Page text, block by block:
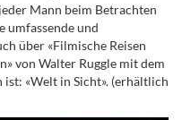
Mann beim Betrachten
umfassende und
über «Filmische Reisen
von Walter Ruggle mit dem
ist: «Welt in Sicht». (erhältlich